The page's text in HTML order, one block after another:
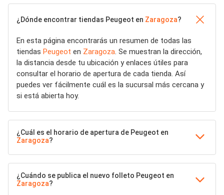
¿Dónde encontrar tiendas Peugeot en Zaragoza?
En esta página encontrarás un resumen de todas las
tiendas Peugeot en Zaragoza. Se muestran la dirección,
la distancia desde tu ubicación y enlaces útiles para
consultar el horario de apertura de cada tienda. Así
puedes ver fácilmente cuál es la sucursal más cercana y
si está abierta hoy.
¿Cuál es el horario de apertura de Peugeot en
Zaragoza?
¿Cuándo se publica el nuevo folleto Peugeot en
Zaragoza?